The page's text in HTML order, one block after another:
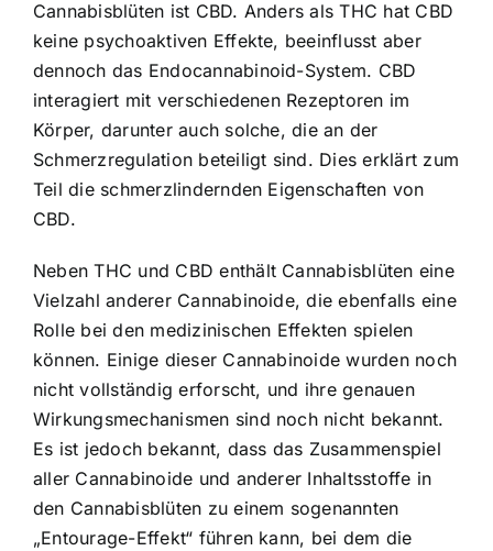
Cannabisblüten ist CBD. Anders als THC hat CBD
keine psychoaktiven Effekte, beeinflusst aber
dennoch das Endocannabinoid-System. CBD
interagiert mit verschiedenen Rezeptoren im
Körper, darunter auch solche, die an der
Schmerzregulation beteiligt sind. Dies erklärt zum
Teil die schmerzlindernden Eigenschaften von
CBD.
Neben THC und CBD enthält Cannabisblüten eine
Vielzahl anderer Cannabinoide, die ebenfalls eine
Rolle bei den medizinischen Effekten spielen
können. Einige dieser Cannabinoide wurden noch
nicht vollständig erforscht, und ihre genauen
Wirkungsmechanismen sind noch nicht bekannt.
Es ist jedoch bekannt, dass das Zusammenspiel
aller Cannabinoide und anderer Inhaltsstoffe in
den Cannabisblüten zu einem sogenannten
„Entourage-Effekt“ führen kann, bei dem die